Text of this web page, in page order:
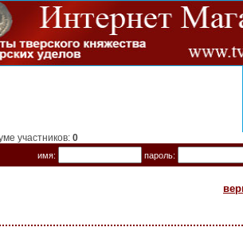
участников: 0
имя: пароль: